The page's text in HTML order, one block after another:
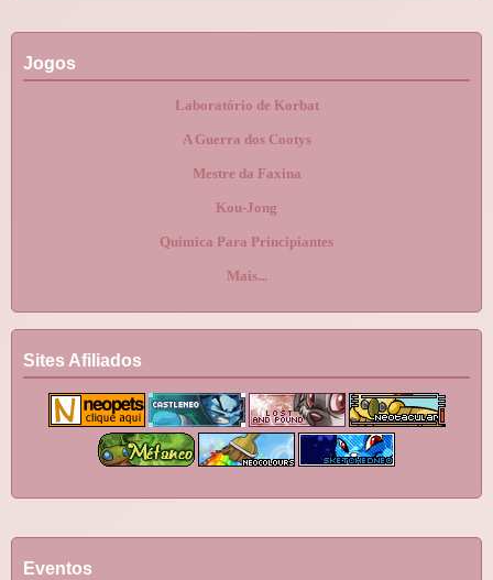
Jogos
Laboratório de Korbat
A Guerra dos Cootys
Mestre da Faxina
Kou-Jong
Química Para Principiantes
Mais...
Sites Afiliados
Eventos